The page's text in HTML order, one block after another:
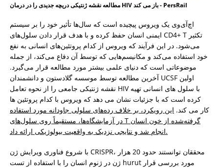
مطالعه نقشه ژنتیکی دریچه جدیدی را در درمان HIV باز می کند - PersRail
اچ‌آی‌وی یک ویروس پیچیده است که سال‌ها تأثیر خود را بر سیستم
ایمنی انسان حفظ کرده و با هدف قرار دادن سلول‌های CD4+ T تکثیر
می‌شود. در این فرآیند که ویروس از کدام پروتئین‌های انسانی به نفع
خود استفاده می‌کند و مکانیسم‌هایی که توسط آن دفاع می‌کند، از جمله
موضوعاتی است که دنیای علمی بیشتر مورد مطالعه قرار می‌گیرد.
آخرین مطالعه توسط موسسه گلادستون و دانشمندان UCSF اولین
نقشه ژنتیکی جامعی را از نحوه تعامل HIV با سلول های انسانی تهیه
کرده است که با جزئیات نشان می دهد که ویروس با کدام پروتئین ها
کار می کند. این رویکرد، بر خلاف رده‌های سلولی جاودانه مورد استفاده
در آزمایشگاه‌ها، مستقیماً روی سلول‌های T گرفته‌شده از خون انسان
انجام شد و نتایجی نزدیک به واقعیت بیولوژیکی ارائه داد.
با شروع فناوری ویرایش ژن CRISPR، محققان توانستند حدود 20 هزار
ژن در ژنوم انسان را با استفاده از تست hurut مورد بررسی قرار